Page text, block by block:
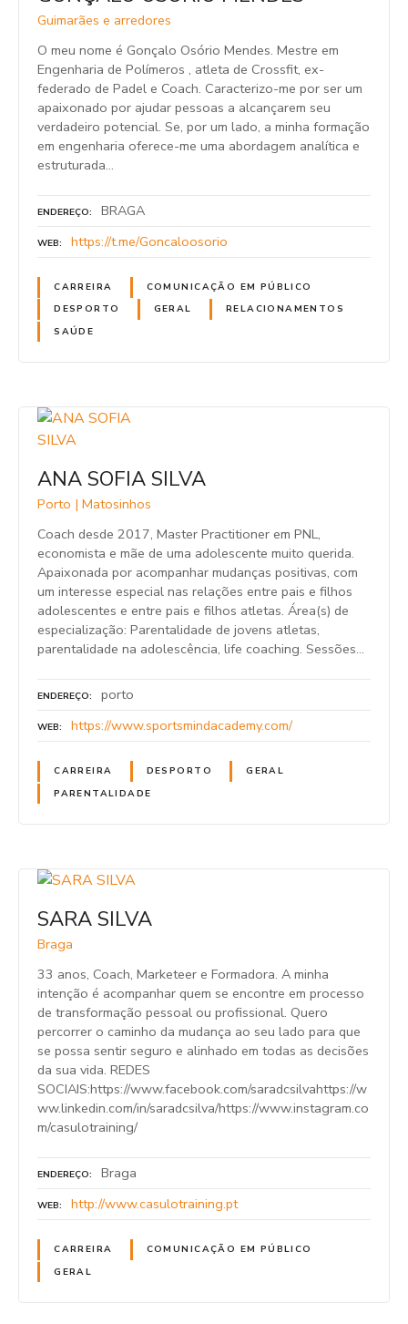
Guimarães e arredores
O meu nome é Gonçalo Osório Mendes. Mestre em
Engenharia de Polímeros , atleta de Crossfit, ex-
federado de Padel e Coach. Caracterizo-me por ser um
apaixonado por ajudar pessoas a alcançarem seu
verdadeiro potencial. Se, por um lado, a minha formação
em engenharia oferece-me uma abordagem analítica e
estruturada…
ENDEREÇO BRAGA
WEB https://t.me/Goncaloosorio
CARREIRA
COMUNICAÇÃO EM PÚBLICO
DESPORTO
GERAL
RELACIONAMENTOS
SAÚDE
ANA SOFIA SILVA
Porto | Matosinhos
Coach desde 2017, Master Practitioner em PNL,
economista e mãe de uma adolescente muito querida.
Apaixonada por acompanhar mudanças positivas, com
um interesse especial nas relações entre pais e filhos
adolescentes e entre pais e filhos atletas. Área(s) de
especialização: Parentalidade de jovens atletas,
parentalidade na adolescência, life coaching. Sessões…
ENDEREÇO porto
WEB https://www.sportsmindacademy.com/
CARREIRA DESPORTO
GERAL
PARENTALIDADE
SARA SILVA
Braga
33 anos, Coach, Marketeer e Formadora. A minha
intenção é acompanhar quem se encontre em processo
de transformação pessoal ou profissional. Quero
percorrer o caminho da mudança ao seu lado para que
se possa sentir seguro e alinhado em todas as decisões
da sua vida. REDES
SOCIAIS:https://www.facebook.com/saradcsilvahttps://w
ww.linkedin.com/in/saradcsilva/https://www.instagram.co
m/casulotraining/
ENDEREÇO Braga
WEB http://www.casulotraining.pt
CARREIRA
COMUNICAÇÃO EM PÚBLICO
GERAL